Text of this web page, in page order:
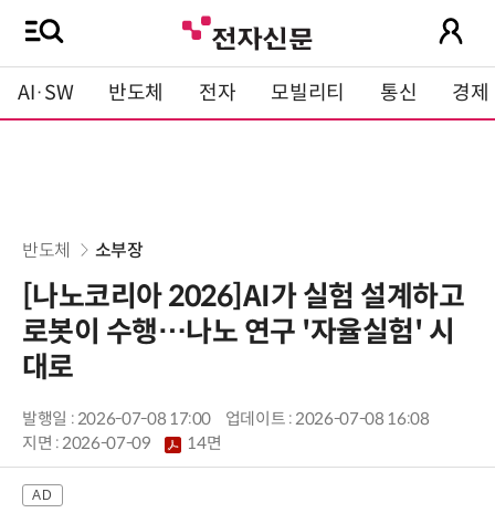
AI·SW 반도체 전자 모빌리티 통신 경제
반도체 소부장
[나노코리아 2026]AI가 실험 설계하고
로봇이 수행…나노 연구 '자율실험' 시
대로
발행일 : 2026-07-08 17:00
업데이트 : 2026-07-08 16:08
지면 :2026-07-09 14면